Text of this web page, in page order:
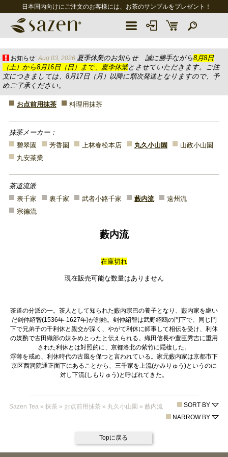
日本国内向けにご注文のお客様には、お茶のサンプルをプレゼント！
お知らせ: Aug 03, 2026 夏季休業のお知らせ 誠に勝手ながら8月8日
（土）から8月16日（日）まで、夏季休業とさせていただきます。ご注
文につきましては、8月17日（月）以降に順次発送となりますので、予
めご了承ください。
お点前用抹茶 料理用抹茶
抹茶メーカー：
碧翠園
芳香園 上林春松本店 丸久小山園
山政小山園
丸安茶業
茶道流派:
表千家
裏千家 武者小路千家 藪内流
遠州流
宗徧流
藪内流
在庫切れ
現在販売可能な数量はありません
茶道の分派の一。茶人として知られた藪内宗巴の養子となり、藪内家を継い
だ剣仲紹智(1536年-1627年)が創始。剣仲紹智は武野紹鴎の門下で、同じ門
下で兄弟子の千利休と親交が深く、やがて利休に師事して相伝を受け、利休
の媒酌で古田織部の妹をめとったと伝えられる。織田信長や豊臣秀吉に重用
された利休とは対照的に、京都洛北の紫竹に隠棲した。
浮薄を戒め、利休時代の古風を保つと言われている。家元藪内家は京都市下
京区西洞院通正面下にあることから、三千家を上流(かみりゅう)というのに
対し下流(しもりゅう)と呼ばれてきた。
Sazen Tea » 抹茶» お点前用抹茶» 丸久小山園 » 藪内流
SORT BY
NARROW BY
Topに戻る